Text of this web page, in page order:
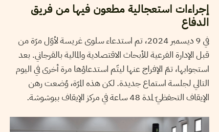
إجراءات استعجالية مطعون فيها من فريق
الدفاع
في 9 ديسمبر 2024، تم استدعاء سلوى غريسة لأوّل مرّة من
قبل الإدارة الفرعية للأبحاث الاقتصادية والمالية بالقرجاني. بعد
استجوابها، تمّ الإفراج عنها ليتّم استدعاؤها مرة أخرى في اليوم
التالي لجلسة استماع جديدة. لكن هذه المرّة، وُضعت رهن
الإيقاف التحفظيّ لمدة 48 ساعة في مركز الإيقاف ببوشوشة.